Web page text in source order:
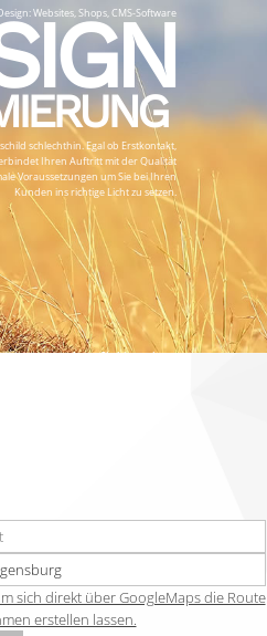
Websites, Shops, CMS-Software
schlechthin. Egal ob Erstkontakt,
Ihren Auftritt mit der Qualität
Voraussetzungen um Sie bei Ihren
Kunden ins richtige Licht zu setzen.
lesen Sie hier weiter...
sich direkt über GoogleMaps die Route
erstellen lassen.